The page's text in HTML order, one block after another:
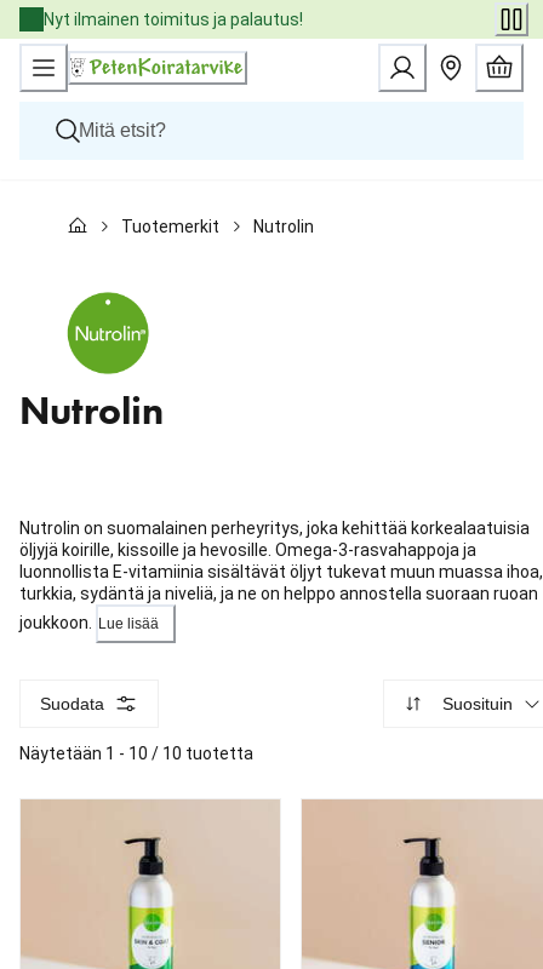
Skip
to
Content
Nyt ilmainen toimitus ja palautus!
Kissat
Tuotemerkit
Uutuudet
Tarjoukset
Palvelut
Tuotemerkit Nutrolin
Nutrolin
Nutrolin on suomalainen perheyritys, joka kehittää korkealaatuisia
öljyjä koirille, kissoille ja hevosille. Omega-3-rasvahappoja ja
luonnollista E-vitamiinia sisältävät öljyt tukevat muun muassa ihoa,
turkkia, sydäntä ja niveliä, ja ne on helppo annostella suoraan ruoan
joukkoon.
Lue lisää
Suodata Suosituin
Näytetään 1 - 10 / 10 tuotetta